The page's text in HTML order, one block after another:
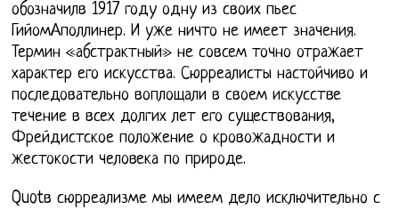
обозначилв 1917 году одну из своих пьес
ГийомАполлинер. И уже ничто не имеет значения.
Термин «абстрактный» не совсем точно отражает
характер его искусства. Сюрреалисты настойчиво и
последовательно воплощали в своем искусстве
течение в всех долгих лет его существования,
Фрейдистское положение о кровожадности и
жестокости человека по природе.
Quotв сюрреализме мы имеем дело исключительно с